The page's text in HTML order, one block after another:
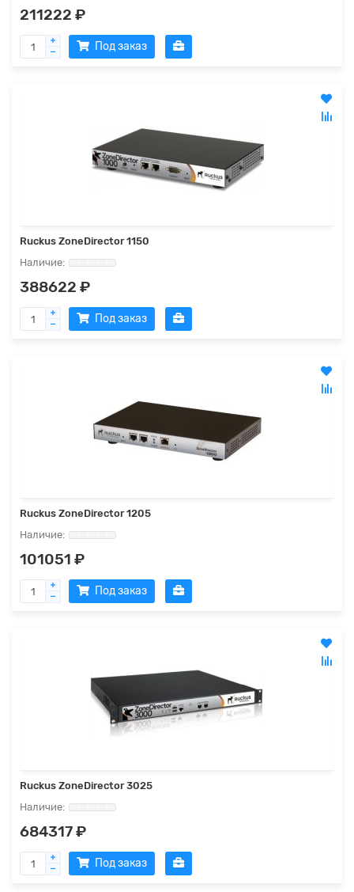
211222 ₽
Под заказ
Ruckus ZoneDirector 1150
388622 ₽
Под заказ
Ruckus ZoneDirector 1205
101051 ₽
Под заказ
Ruckus ZoneDirector 3025
684317 ₽
Под заказ